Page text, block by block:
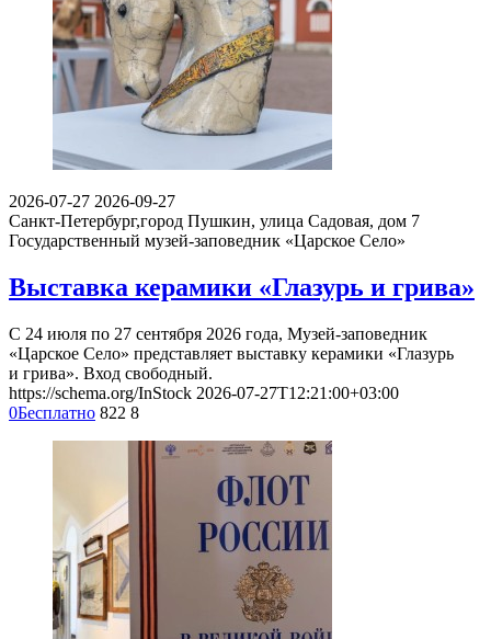
2026-07-27 2026-09-27
Санкт-Петербург,город Пушкин, улица Садовая, дом 7
Государственный музей-заповедник «Царское Село»
Выставка керамики «Глазурь и грива»
С 24 июля по 27 сентября 2026 года, Музей-заповедник
«Царское Село» представляет выставку керамики «Глазурь
и грива». Вход свободный.
https://schema.org/InStock 2026-07-27T12:21:00+03:00
0Бесплатно 822 8